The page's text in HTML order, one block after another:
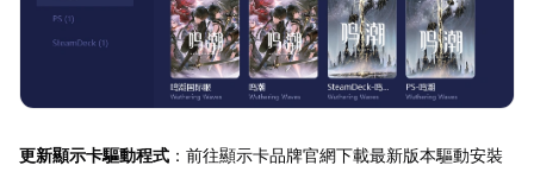
更新顯示卡驅動程式 ：前往顯示卡品牌官網下載最新版本驅動安裝